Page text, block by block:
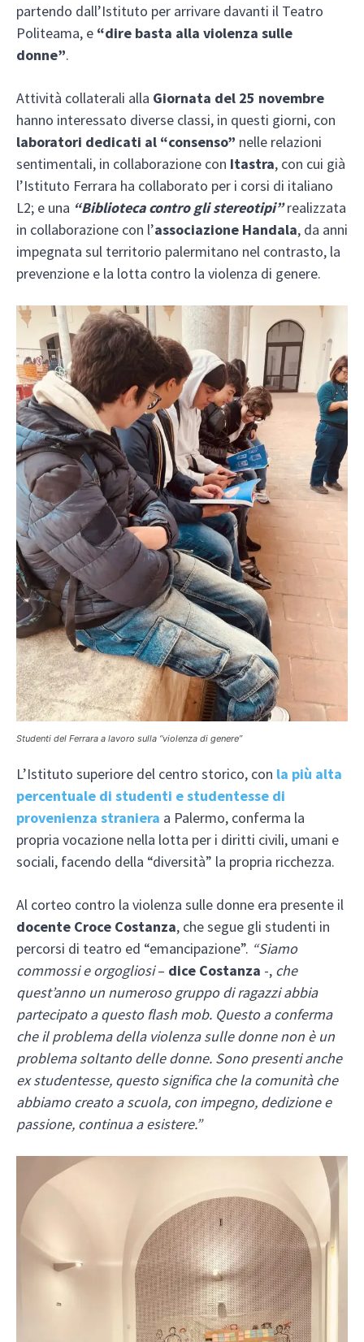
partendo dall’Istituto per arrivare davanti il Teatro
Politeama, e “dire basta alla violenza sulle
donne”.
Attività collaterali alla Giornata del 25 novembre
hanno interessato diverse classi, in questi giorni, con
laboratori dedicati al “consenso” nelle relazioni
sentimentali, in collaborazione con Itastra, con cui già
l’Istituto Ferrara ha collaborato per i corsi di italiano
L2; e una “Biblioteca contro gli stereotipi”realizzata
in collaborazione con l’associazione Handala, da anni
impegnata sul territorio palermitano nel contrasto, la
prevenzione e la lotta contro la violenza di genere.
Studenti del Ferrara a lavoro sulla “violenza di genere”
L’Istituto superiore del centro storico, con la più alta
percentuale di studenti e studentesse di
provenienza straniera a Palermo, conferma la
propria vocazione nella lotta per i diritti civili, umani e
sociali, facendo della “diversità” la propria ricchezza.
Al corteo contro la violenza sulle donne era presente il
docente Croce Costanza, che segue gli studenti in
percorsi di teatro ed “emancipazione”. “Siamo
commossi e orgogliosi– dice Costanza -, che
quest’anno un numeroso gruppo di ragazzi abbia
partecipato a questo flash mob. Questo a conferma
che il problema della violenza sulle donne non è un
problema soltanto delle donne. Sono presenti anche
ex studentesse, questo significa che la comunità che
abbiamo creato a scuola, con impegno, dedizione e
passione, continua a esistere.”